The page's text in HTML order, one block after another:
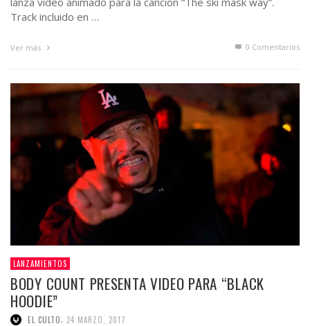
Track incluido en …
Ver más 0 Comentarios
LANZAMIENTOS
BODY COUNT PRESENTA VIDEO PARA “BLACK
HOODIE”
EL CULTO 24 MARZO, 2017